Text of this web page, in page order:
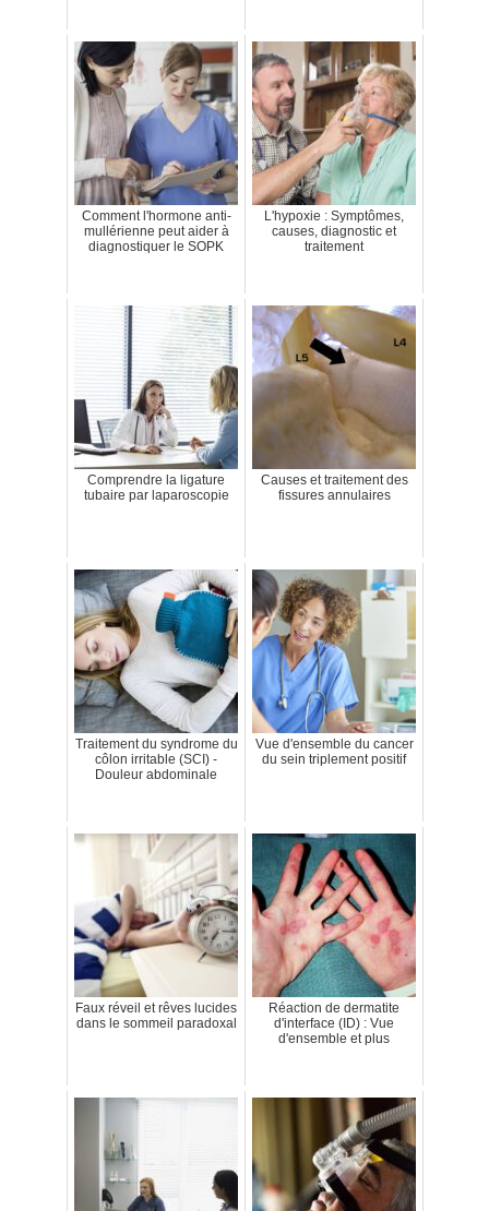
Comment l'hormone anti-
mullérienne peut aider à
diagnostiquer le SOPK
L'hypoxie : Symptômes,
causes, diagnostic et
traitement
Comprendre la ligature
tubaire par laparoscopie
Causes et traitement des
fissures annulaires
Traitement du syndrome du
côlon irritable (SCI) -
Douleur abdominale
Vue d'ensemble du cancer
du sein triplement positif
Faux réveil et rêves lucides
dans le sommeil paradoxal
Réaction de dermatite
d'interface (ID) : Vue
d'ensemble et plus